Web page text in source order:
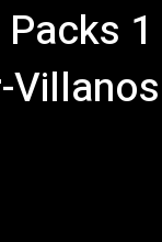
Villanos